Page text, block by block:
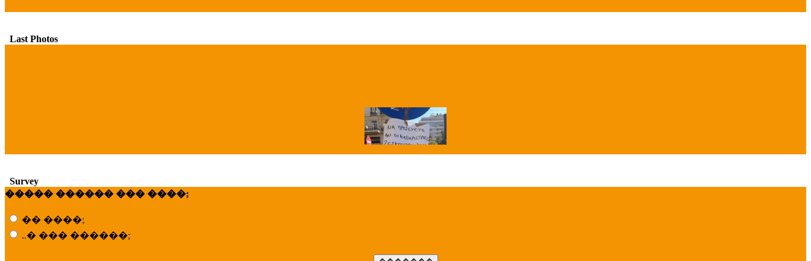
Last Photos
Survey
����� ������ ��� ����;
�� ����;
..� ��� ������;